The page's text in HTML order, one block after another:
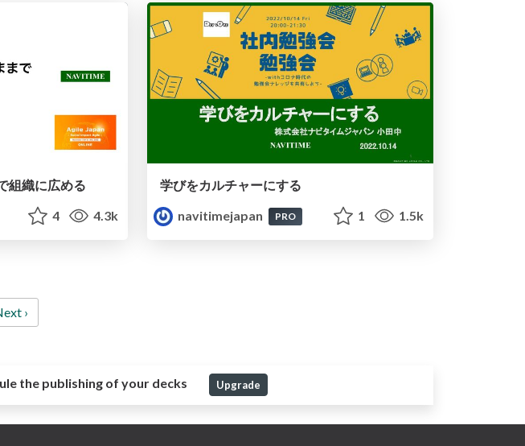
組織に広める
4 4.3k
学びをカルチャーにする
navitimejapan
PRO 1 1.5k
›
the publishing of your decks Upgrade